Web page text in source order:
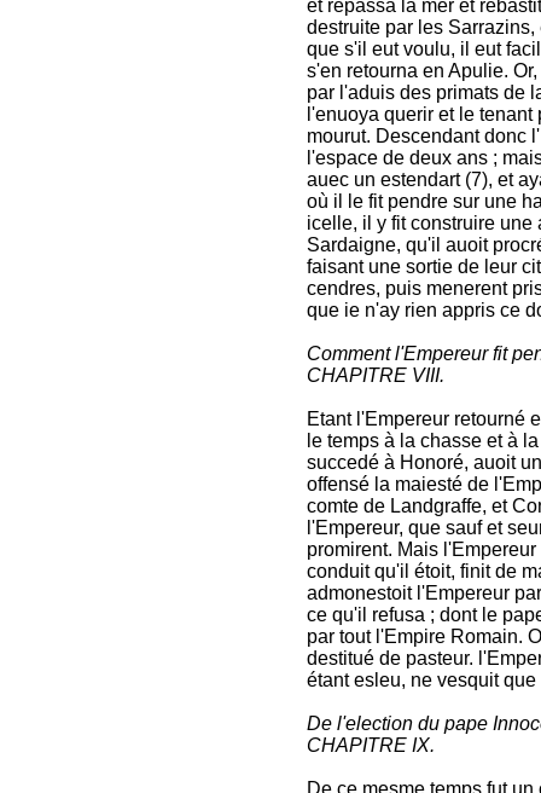
et repassa la mer et
destruite par les
que s'il eut voulu, il eut
s'en retourna en Apulie.
par l'aduis des primats de
l'enuoya querir et le
mourut. Descendant donc
l'espace de deux ans ;
auec un estendart (7), et
où il le fit pendre sur une
icelle, il y fit construire
Sardaigne, qu'il auoit
faisant une sortie de leur
cendres, puis menerent
que ie n'ay rien appris ce
Comment l'Empereur fit
CHAPITRE VIII.
Etant l'Empereur retourné
le temps à la chasse et à
succedé à Honoré, auoit
offensé la maiesté de
comte de Landgraffe, et
l'Empereur, que sauf et
promirent. Mais
conduit qu'il étoit, finit de
admonestoit l'Empereur
ce qu'il refusa ; dont le
par tout l'Empire Romain.
destitué de pasteur.
étant esleu, ne vesquit
De l'election du pape
CHAPITRE IX.
De ce mesme temps fut